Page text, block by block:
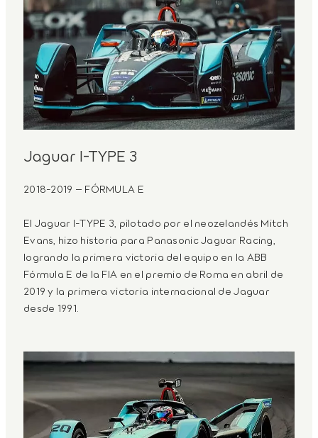
Jaguar I-TYPE 3
2018-2019 – FÓRMULA E
El Jaguar I-TYPE 3, pilotado por el neozelandés Mitch
Evans, hizo historia para Panasonic Jaguar Racing,
logrando la primera victoria del equipo en la ABB
Fórmula E de la FIA en el premio de Roma en abril de
2019 y la primera victoria internacional de Jaguar
desde 1991.